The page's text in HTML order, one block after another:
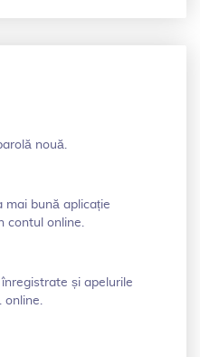
nouă.
mai bună aplicație
contul online.
și apelurile
online.